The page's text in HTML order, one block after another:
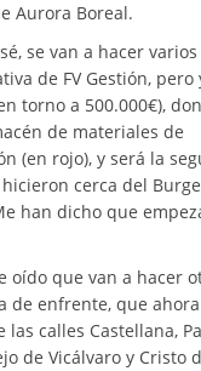
Aurora Boreal.
se van a hacer
de FV Gestión, pero
torno a 500.000€),
de materiales de
(en rojo), y será la
cerca del
han dicho que
oído que van a hacer
de enfrente, que
las calles Castellana,
de Vicálvaro y Cristo